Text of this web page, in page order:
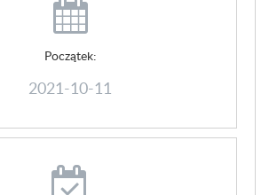
Początek:
2021-10-11